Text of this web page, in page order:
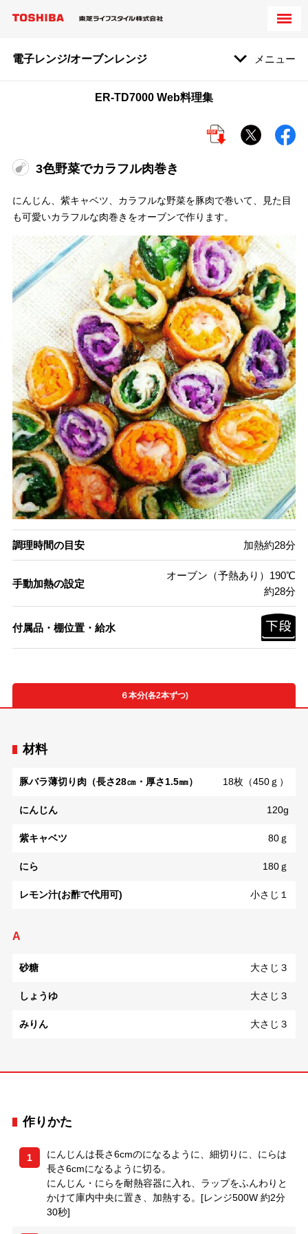
電子レンジ/オーブンレンジ メニュー
ER-TD7000 Web料理集
3色野菜でカラフル肉巻き
にんじん、紫キャベツ、カラフルな野菜を豚肉で巻いて、見た目
も可愛いカラフルな肉巻きをオーブンで作ります。
調理時間の目安 加熱約28分
手動加熱の設定
オーブン（予熱あり）190℃
約28分
付属品・棚位置・給水
６本分(各2本ずつ)
材料
豚バラ薄切り肉（長さ28㎝・厚さ1.5㎜） 18枚（450ｇ）
にんじん 120g
紫キャベツ 80ｇ
にら 180ｇ
レモン汁(お酢で代用可) 小さじ１
A
砂糖 大さじ３
しょうゆ 大さじ３
みりん 大さじ３
作りかた
1
にんじんは長さ6cmのになるように、細切りに、にらは
長さ6cmになるように切る。
にんじん・にらを耐熱容器に入れ、ラップをふんわりと
かけて庫内中央に置き、加熱する。[レンジ500W 約2分
30秒]